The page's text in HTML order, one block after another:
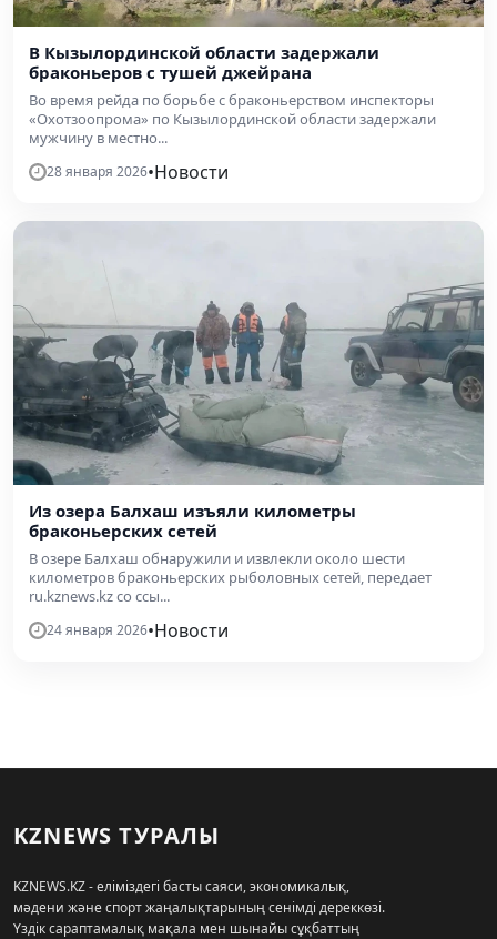
В Кызылординской области задержали
браконьеров с тушей джейрана
Во время рейда по борьбе с браконьерством инспекторы
«Охотзоопрома» по Кызылординской области задержали
мужчину в местно...
28 января 2026•Новости
Из озера Балхаш изъяли километры
браконьерских сетей
В озере Балхаш обнаружили и извлекли около шести
километров браконьерских рыболовных сетей, передает
ru.kznews.kz со ссы...
24 января 2026•Новости
KZNEWS ТУРАЛЫ
KZNEWS.KZ - еліміздегі басты саяси, экономикалық,
мәдени және спорт жаңалықтарының сенімді дереккөзі.
Үздік сараптамалық мақала мен шынайы сұқбаттың